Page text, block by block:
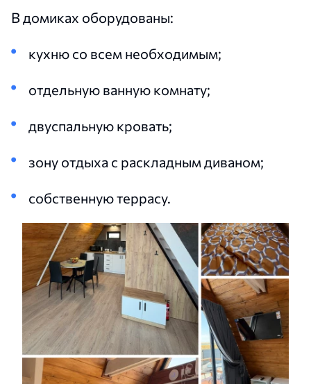
В домиках оборудованы:
кухню со всем необходимым;
отдельную ванную комнату;
двуспальную кровать;
зону отдыха с раскладным диваном;
собственную террасу.